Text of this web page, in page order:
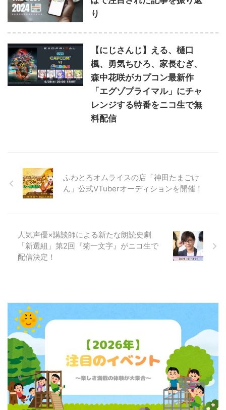
り
【にじさんじ】える、樋口
楓、勇気ちひろ、家長むぎ、
森中花咲がカプコン最新作
「エグゾプライマル」にチャ
レンジする特番をニコ生で無
料配信
ふわとろオムライスの店「神田たまごけ
ん」公式VTuberオーディションを開催！
人気声優×講談師による新たな朗読史劇
「新選組」第2回『菊一文字』がニコ生で
配信決定！